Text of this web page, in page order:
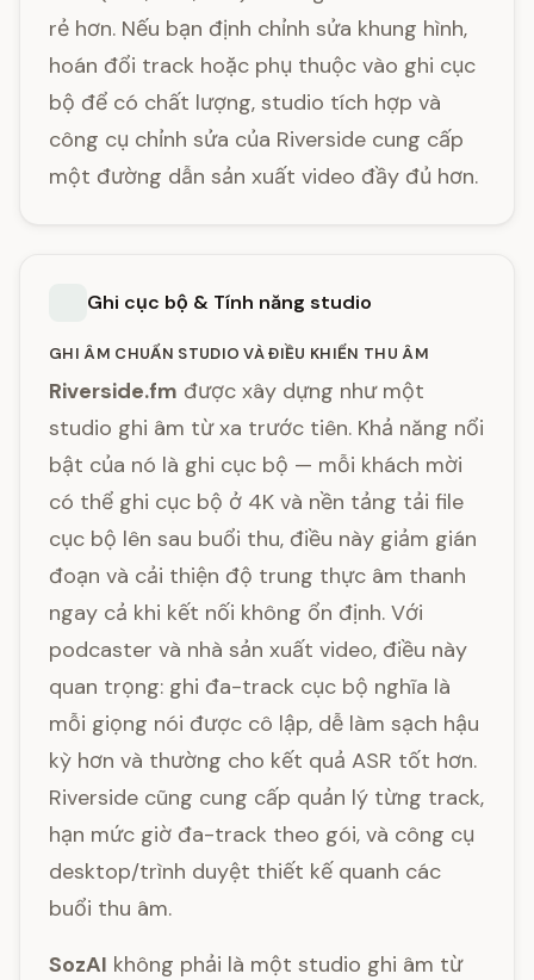
rẻ hơn. Nếu bạn định chỉnh sửa khung hình,
hoán đổi track hoặc phụ thuộc vào ghi cục
bộ để có chất lượng, studio tích hợp và
công cụ chỉnh sửa của Riverside cung cấp
một đường dẫn sản xuất video đầy đủ hơn.
Ghi cục bộ & Tính năng studio
GHI ÂM CHUẨN STUDIO VÀ ĐIỀU KHIỂN THU ÂM
Riverside.fm được xây dựng như một
studio ghi âm từ xa trước tiên. Khả năng nổi
bật của nó là ghi cục bộ — mỗi khách mời
có thể ghi cục bộ ở 4K và nền tảng tải file
cục bộ lên sau buổi thu, điều này giảm gián
đoạn và cải thiện độ trung thực âm thanh
ngay cả khi kết nối không ổn định. Với
podcaster và nhà sản xuất video, điều này
quan trọng: ghi đa-track cục bộ nghĩa là
mỗi giọng nói được cô lập, dễ làm sạch hậu
kỳ hơn và thường cho kết quả ASR tốt hơn.
Riverside cũng cung cấp quản lý từng track,
hạn mức giờ đa-track theo gói, và công cụ
desktop/trình duyệt thiết kế quanh các
buổi thu âm.
SozAI không phải là một studio ghi âm từ